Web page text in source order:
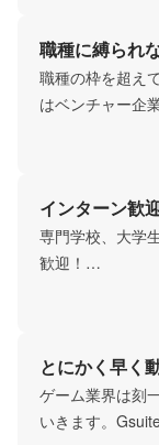
い若い世代の方
た、個人事業主
に副業として協
職種に縛られ
職種の枠を超え
はベンチャー企
す。
インターン歓
専門学校、大学
歓迎！
ぜひ一度、ラン
い！
とにかく早く
ゲーム業界は刻
いきます。